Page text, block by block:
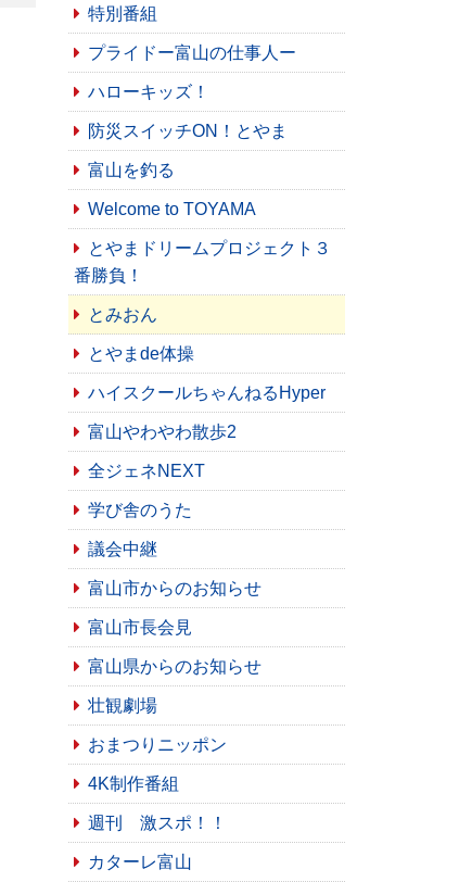
特別番組
プライドー富山の仕事人ー
ハローキッズ！
防災スイッチON！とやま
富山を釣る
Welcome to TOYAMA
とやまドリームプロジェクト３
番勝負！
とみおん
とやまde体操
ハイスクールちゃんねるHyper
富山やわやわ散歩2
全ジェネNEXT
学び舎のうた
議会中継
富山市からのお知らせ
富山市長会見
富山県からのお知らせ
壮観劇場
おまつりニッポン
4K制作番組
週刊 激スポ！！
カターレ富山